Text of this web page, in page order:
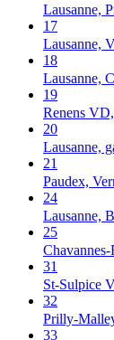
Lausanne,
17
Lausanne,
18
Lausanne,
19
Renens
20
Lausanne,
21
Paudex,
24
Lausanne,
25
31
St-Sulpice
32
Prilly-
33